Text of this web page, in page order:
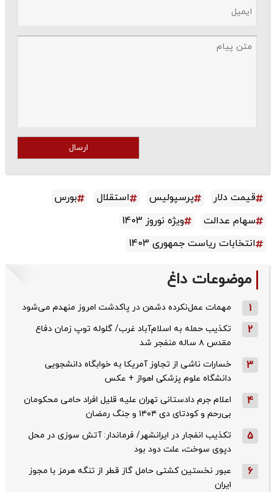
ارسال
قیمت دلار پرسپولیس استقلال
بورس
سهام عدالت
ویژه نوروز 1403
انتخابات ریاست جمهوری 1403
موضوعات داغ
1 مهمات عمل‌نکرده دشمن در پاکدشت امروز منهدم می‌شود
2
تکذیب حمله به اسلام‌آباد غرب/ گلوله توپ زمان دفاع
مقدس ۸ ساله منفجر شد
3
خسارات ناشی از تجاوز آمریکا به خوابگاه دانشجویی
دانشگاه علوم پزشکی اهواز + عکس
4
اعلام جرم دادستانی تهران علیه قلیل افراد حامی محکومان
بی‌رحم و کودتای دی‌ ۱۴۰۴ و جنگ رمضان
5
تکذیب ‌انفجار در ایرانشهر/ فرماندار: آتش سوزی در محل
دپوی سوخت، علت دود بود
6
عبور نخستین کشتی حامل گاز قطر از تنگه هرمز با مجوز
ایران